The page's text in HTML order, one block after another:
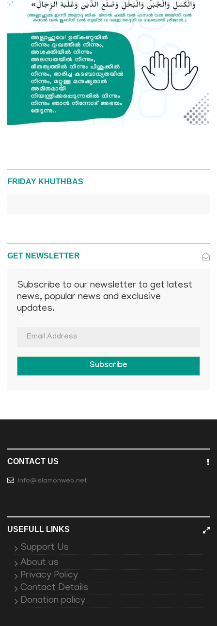
FRIDAY KHUTHBAS
GET NEWSLETTER
Subscribe to our newsletter to get latest
news, popular news and exclusive
updates.
Subscribe
CONTACT US
info@islamonweb.net
USEFULL LINKS
Support Us
About us
Privacy Policy
Contact Details
Donation policy